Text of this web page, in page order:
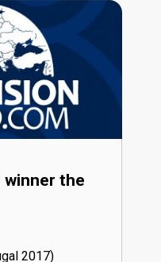
winner the
17)